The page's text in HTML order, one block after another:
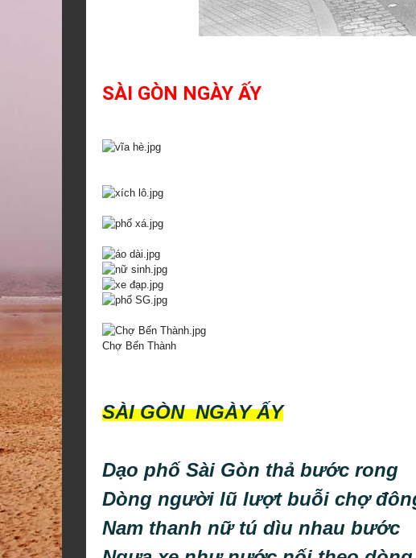
SÀI GÒN NGÀY ẤY
Chợ Bến Thành
SÀI GÒN NGÀY ẤY
Dạo phố Sài Gòn thả bước rong
Dòng người lũ lượt buỗi chợ
Nam thanh nữ tú dìu nhau bước